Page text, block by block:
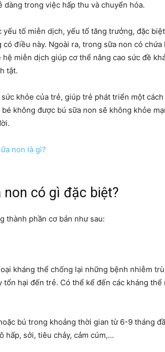
mẹ
trong việc hấp thu và chuyển hóa.
tố miễn dịch, yếu tố tăng trưởng, đặc
điều này. Ngoài ra, trong sữa non có chứa
miễn dịch giúp cơ thể nâng cao sức đề
tật.
khỏe của trẻ, giúp trẻ phát triển một cách
không được bú sữa non sẽ không khỏe
có gì đặc biệt?
thành phần cơ bản như sau:
kháng thể chống lại những bệnh nhiễm
hại đến trẻ. Có thể kể đến các kháng thể
bú trong khoảng thời gian từ 6-9 tháng
hấp, sởi, tiêu chảy, cảm cúm,…